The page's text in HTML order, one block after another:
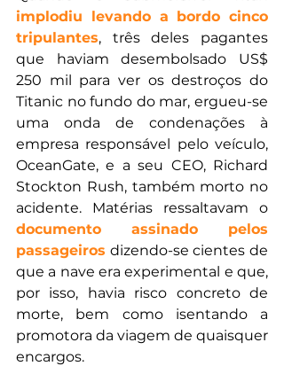
implodiu levando a bordo cinco
tripulantes, três deles pagantes
que haviam desembolsado US$
250 mil para ver os destroços do
Titanic no fundo do mar, ergueu-se
uma onda de condenações à
empresa responsável pelo veículo,
OceanGate, e a seu CEO, Richard
Stockton Rush, também morto no
documento assinado pelos
passageiros dizendo-se cientes de
que a nave era experimental e que,
por isso, havia risco concreto de
morte, bem como isentando a
promotora da viagem de quaisquer
encargos.